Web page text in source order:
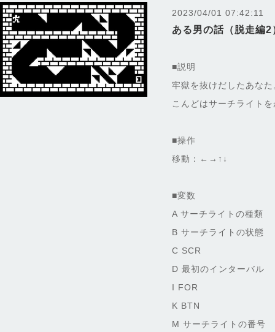
2023/04/01 07:42:11
ある男の話（脱走編2
■説明
牢獄を抜けだしたあなた
こんどはサーチライト
■操作
移動：←→↑↓
■変数
A サーチライトの種類
B サーチライトの状態
C SCR
D 最初のインターバル
I FOR
K BTN
M サーチライトの番号